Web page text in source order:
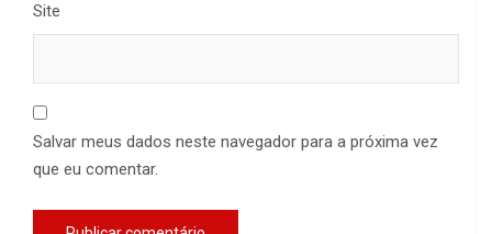
Site
Salvar meus dados neste navegador para a próxima vez
que eu comentar.